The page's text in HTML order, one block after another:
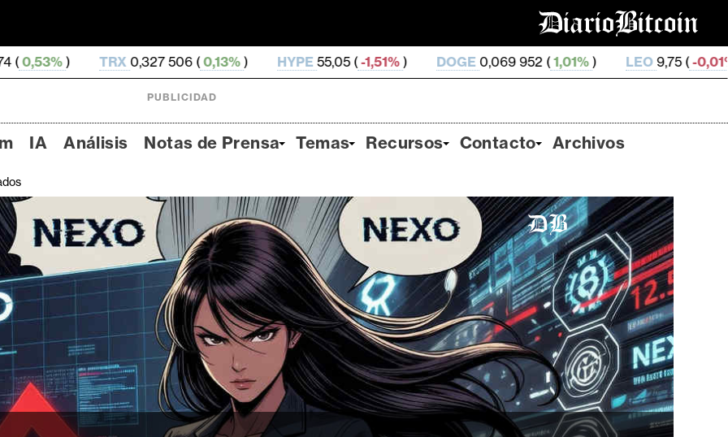
0,327 506 ( 0,13%) HYPE55,05 (-1,51%) DOGE0,069 952 (1,01%) LEO 9,75 (-0,01%) ZEC
PUBLICIDAD
IA Análisis Notas de Prensa Temas Recursos Contacto Archivos